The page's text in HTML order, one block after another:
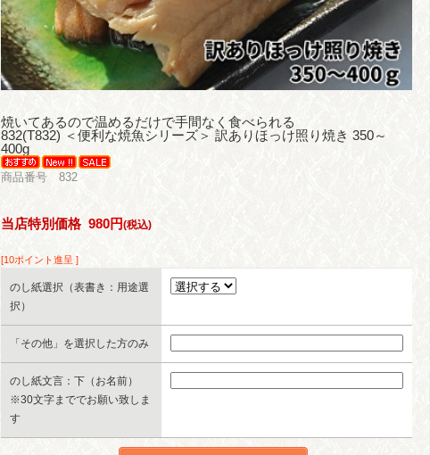
焼いてあるので温めるだけで手間なく食べられる
832(T832) ＜便利な焼魚シリーズ＞ 訳ありほっけ照り焼き 350～
400g
商品番号 832
当店特別価格 980円(税込)
[10ポイント進呈 ]
のし紙選択（表書き：用途選
択）
「その他」を選択した方のみ
のし紙文言：下（お名前）
※30文字まででお願い致しま
す